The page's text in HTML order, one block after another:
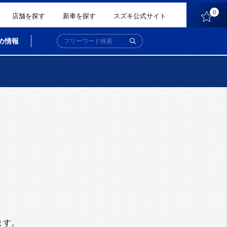
店舗を探す 新車を探す スズキ公式サイト 0
情報
す。